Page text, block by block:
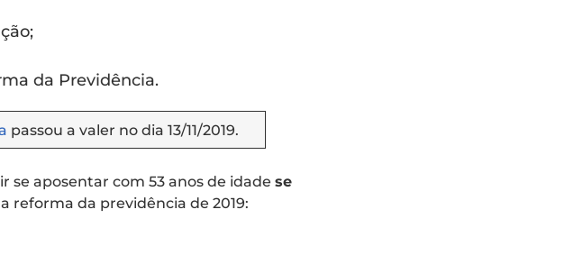
da Previdência.
passou a valer no dia 13/11/2019.
se aposentar com 53 anos de idade se
reforma da previdência de 2019: